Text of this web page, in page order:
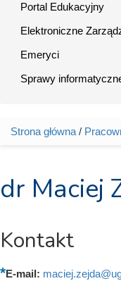
Portal Edukacyjny
Elektroniczne
Emeryci
Sprawy
Jesteś tutaj
Strona główna /
dr Maciej
Kontakt
E-mail: